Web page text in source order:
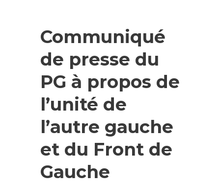
Communiqué
de presse du
PG à propos de
l’unité de
l’autre gauche
et du Front de
Gauche